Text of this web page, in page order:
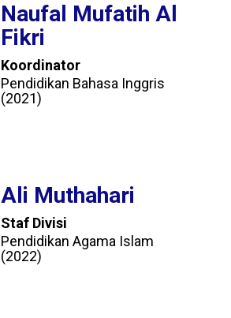
Naufal Mufatih Al
Fikri
Koordinator
Pendidikan Bahasa Inggris
(2021)
Ali Muthahari
Staf Divisi
Pendidikan Agama Islam
(2022)